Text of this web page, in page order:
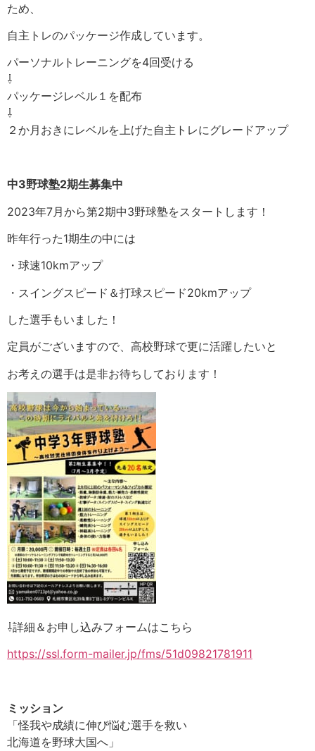
ため、
自主トレのパッケージ作成しています。
パーソナルトレーニングを4回受ける
⇩
パッケージレベル１を配布
⇩
２か月おきにレベルを上げた自主トレにグレードアップ
中3野球塾2期生募集中
2023年7月から第2期中3野球塾をスタートします！
昨年行った1期生の中には
・球速10kmアップ
・スイングスピード＆打球スピード20kmアップ
した選手もいました！
定員がございますので、高校野球で更に活躍したいと
お考えの選手は是非お待ちしております！
⇩詳細＆お申し込みフォームはこちら
https://ssl.form-mailer.jp/fms/51d09821781911
ミッション
「怪我や成績に伸び悩む選手を救い
北海道を野球大国へ」